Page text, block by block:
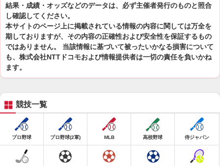
結果・成績・オッズなどのデータは、必ず主催者発行のものと照合
し確認してください。
本サイトのページ上に掲載されている情報の内容に関しては万全を
期しておりますが、その内容の正確性および安全性を保証するもの
ではありません。 当該情報に基づいて被ったいかなる損害について
も、株式会社NTTドコモおよび情報提供者は一切の責任を負いかね
ます。
競技一覧
プロ野球 プロ野球(2軍) MLB 高校野球 侍ジャパン